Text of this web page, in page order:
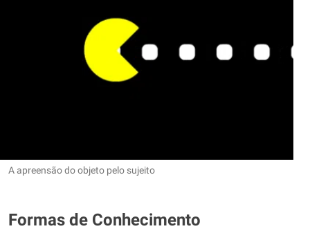
A apreensão do objeto pelo sujeito
Formas de Conhecimento